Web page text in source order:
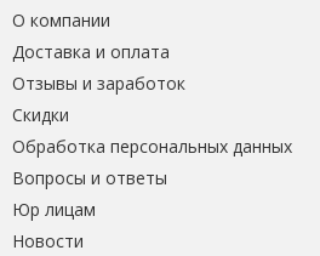
О компании
Доставка и оплата
Отзывы и заработок
Скидки
Обработка персональных данных
Вопросы и ответы
Юр лицам
Новости